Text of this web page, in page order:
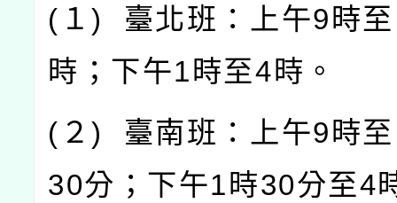
( １) 臺北班：上午9 時
時；下午1 時至4時。
( ２) 臺南班：上午9 時
30分；下午1 時30分至4